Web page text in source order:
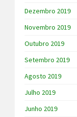
Dezembro 2019
Novembro 2019
Outubro 2019
Setembro 2019
Agosto 2019
Julho 2019
Junho 2019